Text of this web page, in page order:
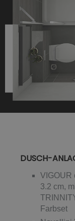
DUSCH-
VIGOUR
3.2 cm,
Farbset